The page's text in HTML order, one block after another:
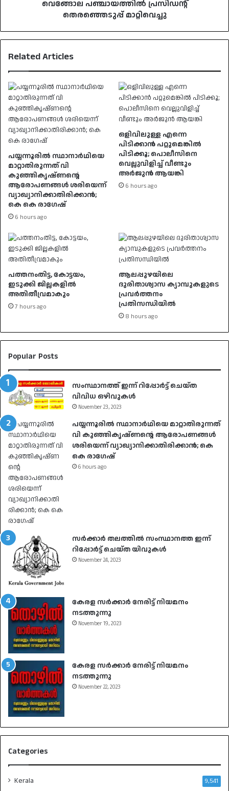
വെങ്ങോല പഞ്ചായത്തിൽ പ്രസിഡന്റ്
തെരഞ്ഞെടുപ്പ് മാറ്റിവെച്ചു
Related Articles
പയ്യന്നൂരിൽ സ്ഥാനാർഥിയെ
മാറ്റാതിരുന്നത് വി
കുഞ്ഞികൃഷ്ണന്റെ
ആരോപണങ്ങൾ ശരിയെന്ന്
വ്യാഖ്യാനിക്കാതിരിക്കാൻ;
കെ കെ രാഗേഷ്
6 hours ago
ഒളിവിലുള്ള എന്നെ
പിടിക്കാൻ പറ്റുമെങ്കിൽ
പിടിക്കൂ; പൊലീസിനെ
വെല്ലുവിളിച്ച് വീണ്ടും
അർജുൻ ആയങ്കി
6 hours ago
പത്തനംതിട്ട, കോട്ടയം,
ഇടുക്കി ജില്ലകളില്‍
അതിതീവ്രമാകും
7 hours ago
ആലപ്പുഴയിലെ
ദുരിതാശ്വാസ ക്യാമ്പുകളുടെ
പ്രവർത്തനം
പ്രതിസന്ധിയിൽ
8 hours ago
Popular Posts
സംസ്ഥാനത്ത് ഇന്ന് റിപ്പോർട്ട് ചെയ്ത
വിവിധ ഒഴിവുകൾ
November 23, 2023
പയ്യന്നൂരിൽ സ്ഥാനാർഥിയെ മാറ്റാതിരുന്നത്
വി കുഞ്ഞികൃഷ്ണന്റെ ആരോപണങ്ങൾ
ശരിയെന്ന് വ്യാഖ്യാനിക്കാതിരിക്കാൻ; കെ
കെ രാഗേഷ്
6 hours ago
സർക്കാർ തലത്തിൽ സംസ്ഥാനത്ത ഇന്ന്
റിപ്പോർട്ട് ചെയ്ത യിവുകൾ
November 24, 2023
കേരള സർക്കാർ നേരിട്ട് നിയമനം
നടത്തുന്നു
November 19, 2023
കേരള സർക്കാർ നേരിട്ട് നിയമനം
നടത്തുന്നു
November 22, 2023
Categories
Kerala 9,541